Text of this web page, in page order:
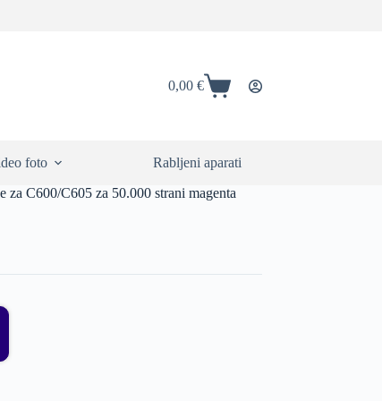
Shopping
0,00 €
foto
Rabljeni aparati
C600/C605 za 50.000 strani magenta